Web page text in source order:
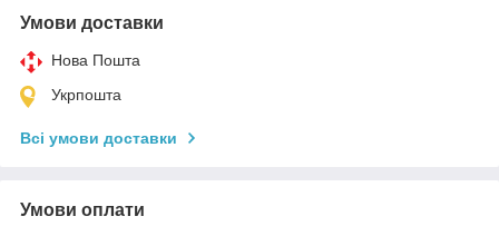
Умови доставки
Нова Пошта
Укрпошта
Всі умови доставки
Умови оплати